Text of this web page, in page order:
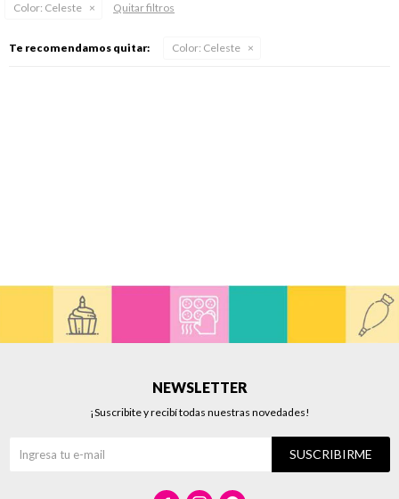
Color: Celeste Quitar filtros
Te recomendamos quitar: Color: Celeste
NEWSLETTER
¡Suscribite y recibí todas nuestras novedades!
SUSCRIBIRME